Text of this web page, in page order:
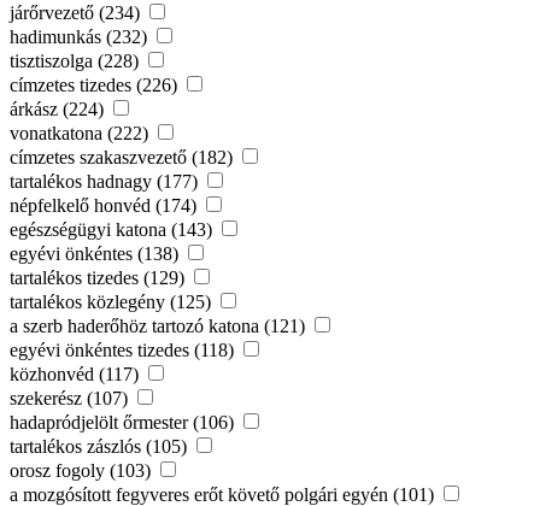
járőrvezető (234)
hadimunkás (232)
tisztiszolga (228)
címzetes tizedes (226)
árkász (224)
vonatkatona (222)
címzetes szakaszvezető (182)
tartalékos hadnagy (177)
népfelkelő honvéd (174)
egészségügyi katona (143)
egyévi önkéntes (138)
tartalékos tizedes (129)
tartalékos közlegény (125)
a szerb haderőhöz tartozó katona (121)
egyévi önkéntes tizedes (118)
közhonvéd (117)
szekerész (107)
hadapródjelölt őrmester (106)
tartalékos zászlós (105)
orosz fogoly (103)
a mozgósított fegyveres erőt követő polgári egyén (101)